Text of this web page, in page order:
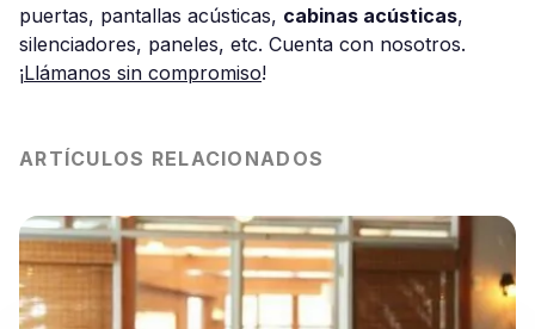
puertas, pantallas acústicas, cabinas acústicas,
silenciadores, paneles, etc. Cuenta con nosotros.
¡Llámanos sin compromiso!
ARTÍCULOS RELACIONADOS